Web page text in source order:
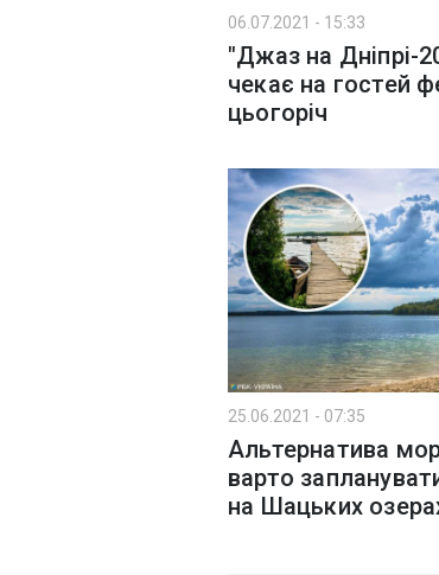
06.07.2021 - 15:33
"Джаз на Дніпрі-
чекає на гостей
цьогоріч
25.06.2021 - 07:35
Альтернатива
варто
на Шацьких